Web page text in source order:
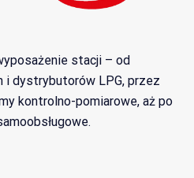
stacji – od
dystrybutorów LPG, przez
kontrolno-pomiarowe, aż po